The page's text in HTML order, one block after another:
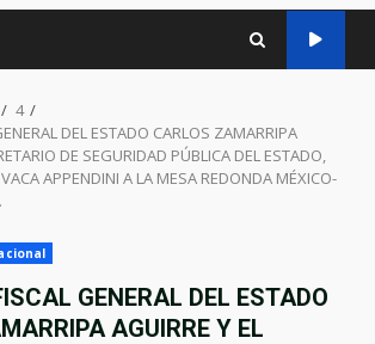
4
DEL ESTADO CARLOS ZAMARRIPA
DE SEGURIDAD PÚBLICA DEL ESTADO,
APPENDINI A LA MESA REDONDA MÉXICO-
GENERAL DEL ESTADO
AGUIRRE Y EL